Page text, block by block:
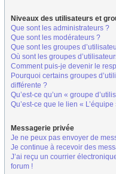
Niveaux des utilisateurs et
Que sont les administrateurs ?
Que sont les modérateurs ?
Que sont les groupes
Où sont les groupes
Comment puis-je devenir le
Pourquoi certains groupes
différente ?
Qu’est-ce qu’un « groupe
Qu’est-ce que le lien « L’équipe
Messagerie privée
Je ne peux pas envoyer de
Je continue à recevoir des
J’ai reçu un courrier
forum !